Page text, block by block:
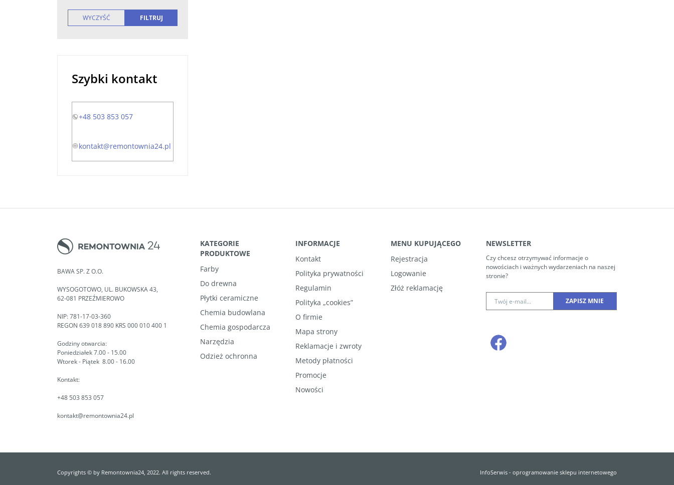
Szybki kontakt
+48 503 853 057
kontakt@remontownia24.pl
BAWA SP. Z O.O.
WYSOGOTOWO, UL. BUKOWSKA 43,
62-081 PRZEŹMIEROWO
NIP: 781-17-03-360
REGON 639 018 890 KRS 000 010 400 1
Godziny otwarcia:
Poniedziałek 7.00 - 15.00
Wtorek - Piątek 8.00 - 16.00
Kontakt:
+48 503 853 057
kontakt@remontownia24.pl
KATEGORIE
PRODUKTOWE
Farby
Do drewna
Płytki ceramiczne
Chemia budowlana
Chemia gospodarcza
Narzędzia
Odzież ochronna
INFORMACJE
Kontakt
Polityka prywatności
Regulamin
Polityka „cookies”
O firmie
Mapa strony
Reklamacje i zwroty
Metody płatności
Promocje
Nowości
MENU KUPUJĄCEGO
Rejestracja
Logowanie
Złóż reklamację
NEWSLETTER
Czy chcesz otrzymywać informacje o
nowościach i ważnych wydarzeniach na naszej
stronie?
Copyrights © by Remontownia24, 2022. All rights reserved. InfoSerwis - oprogramowanie sklepu internetowego